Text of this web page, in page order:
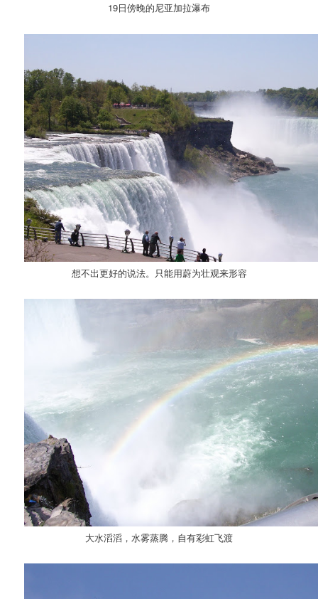
19日傍晚的尼亚加拉瀑布
想不出更好的说法。只能用蔚为壮观来形容
大水滔滔，水雾蒸腾，自有彩虹飞渡